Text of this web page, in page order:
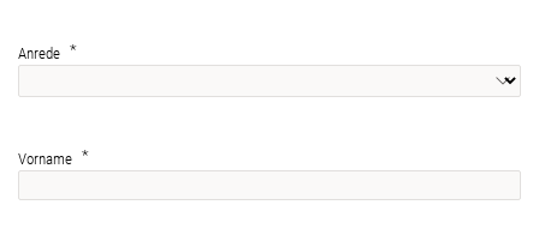
Anrede
Vorname